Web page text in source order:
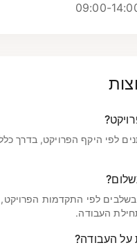
לפי התקדמות
העבודה.
על העבודה?